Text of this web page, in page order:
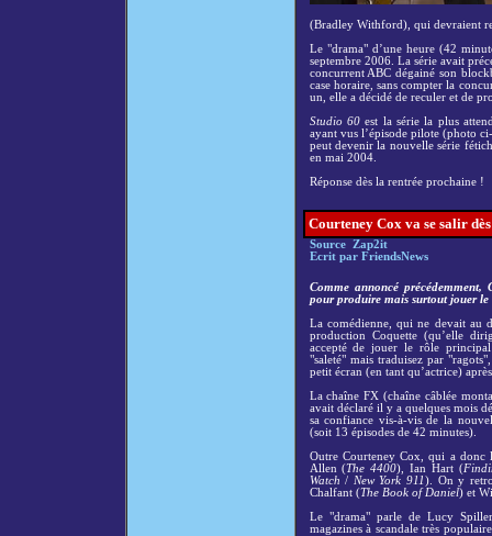
(Bradley Withford), qui devraient
Le "drama" d’une heure (42
septembre 2006. La série avait
concurrent ABC dégainé son
case horaire, sans compter la
un, elle a décidé de reculer et de
Studio 60est la série la plus
ayant vus l’épisode pilote (photo
peut devenir la nouvelle série
en mai 2004.
Réponse dès la rentrée prochaine !
Courteney Cox va se salir
Source Zap2it
Ecrit par FriendsNews
Comme annoncé
pour produire mais surtout jouer
La comédienne, qui ne devait au
production Coquette (qu’elle
accepté de jouer le rôle
"saleté" mais traduisez par
petit écran (en tant qu’actrice)
La chaîne FX (chaîne câblée
avait déclaré il y a quelques mois
sa confiance vis-à-vis de la
(soit 13 épisodes de 42 minutes).
Outre Courteney Cox, qui a donc
Allen (The 4400), Ian Hart (
Watch/ New York 911). On y
Chalfant (The Book of Daniel) et
Le "drama" parle de Lucy
magazines à scandale très